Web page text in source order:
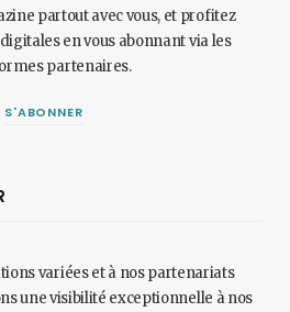
partout avec vous, et profitez
en vous abonnant via les
partenaires.
S'ABONNER
variées et à nos partenariats
une visibilité exceptionnelle à nos